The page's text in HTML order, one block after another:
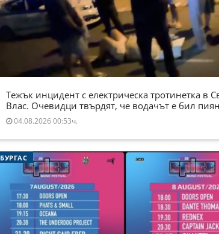
Тежък инцидент с електрическа тротинетка в
Влас. Очевидци твърдят, че водачът е бил
04.08.2026 00:53ч.
БУРГАС